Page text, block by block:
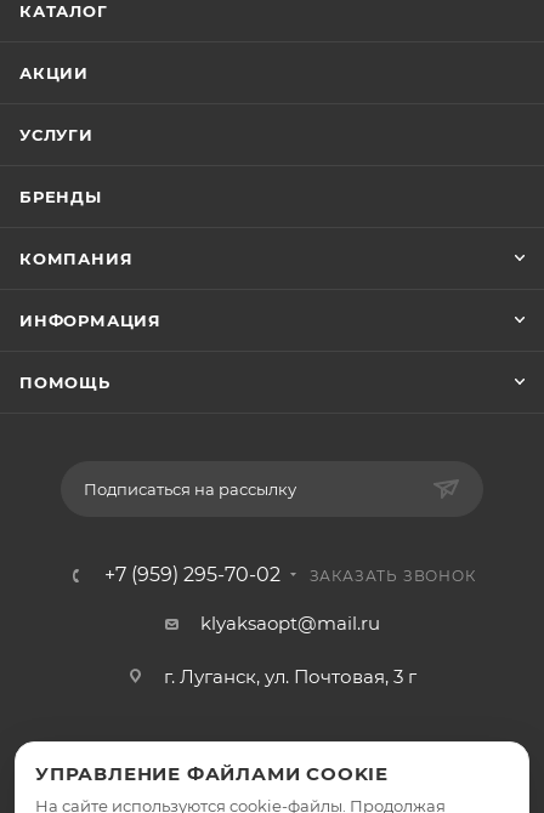
КАТАЛОГ
АКЦИИ
УСЛУГИ
БРЕНДЫ
КОМПАНИЯ
ИНФОРМАЦИЯ
ПОМОЩЬ
Подписаться на рассылку
+7 (959) 295-70-02 ЗАКАЗАТЬ ЗВОНОК
klyaksaopt@mail.ru
г. Луганск, ул. Почтовая, 3 г
УПРАВЛЕНИЕ ФАЙЛАМИ COOKIE
На сайте используются cookie-файлы. Продолжая